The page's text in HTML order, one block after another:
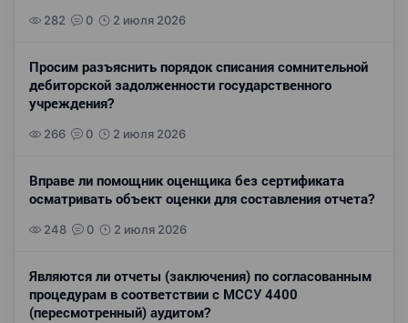
282 0 2 июля 2026
Просим разъяснить порядок списания сомнительной
дебиторской задолженности государственного
учреждения?
266 0 2 июля 2026
Вправе ли помощник оценщика без сертификата
осматривать объект оценки для составления отчета?
248 0 2 июля 2026
Являются ли отчеты (заключения) по согласованным
процедурам в соответствии с МССУ 4400
(пересмотренный) аудитом?